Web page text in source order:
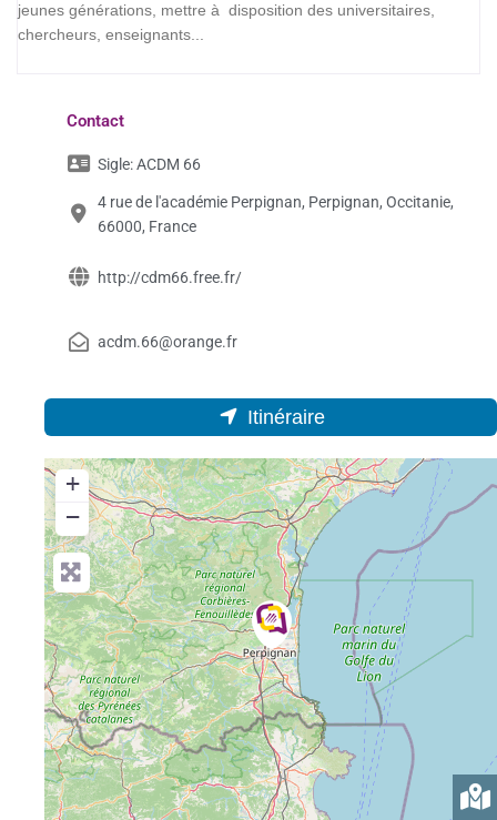
jeunes générations, mettre à disposition des universitaires,
chercheurs, enseignants...
Contact
Sigle:ACDM 66
4 rue de l'académie Perpignan, Perpignan, Occitanie,
66000, France
http://cdm66.free.fr/
acdm.66@orange.fr
Itinéraire
+
−